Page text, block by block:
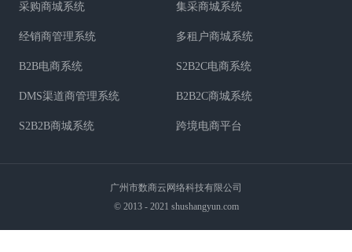
采购商城系统 集采商城系统
经销商管理系统 多租户商城系统
B2B电商系统 S2B2C电商系统
DMS渠道商管理系统 B2B2C商城系统
S2B2B商城系统 跨境电商平台
广州市数商云网络科技有限公司
© 2013 - 2021 shushangyun.com